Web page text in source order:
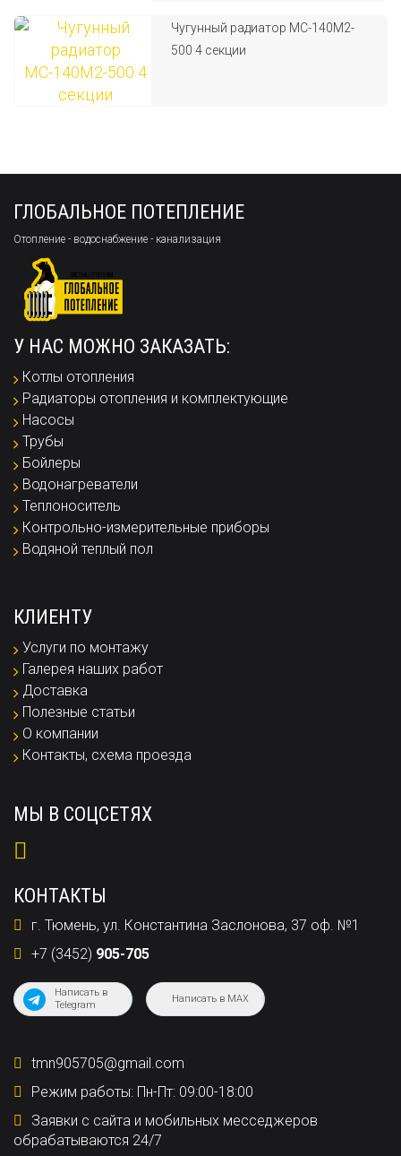
Чугунный радиатор МС-140М2-
500 4 секции
ГЛОБАЛЬНОЕ ПОТЕПЛЕНИЕ
Отопление - водоснабжение - канализация
У НАС МОЖНО ЗАКАЗАТЬ:
Котлы отопления
Радиаторы отопления и комплектующие
Насосы
Трубы
Бойлеры
Водонагреватели
Теплоноситель
Контрольно-измерительные приборы
Водяной теплый пол
КЛИЕНТУ
Услуги по монтажу
Галерея наших работ
Доставка
Полезные статьи
О компании
Контакты, схема проезда
МЫ В СОЦСЕТЯХ
КОНТАКТЫ
г. Тюмень, ул. Константина Заслонова, 37 оф. №1
+7 (3452) 905-705
Написать в
Telegram
Написать в MAX
tmn905705@gmail.com
Режим работы: Пн-Пт: 09:00-18:00
Заявки с сайта и мобильных месседжеров
обрабатываются 24/7